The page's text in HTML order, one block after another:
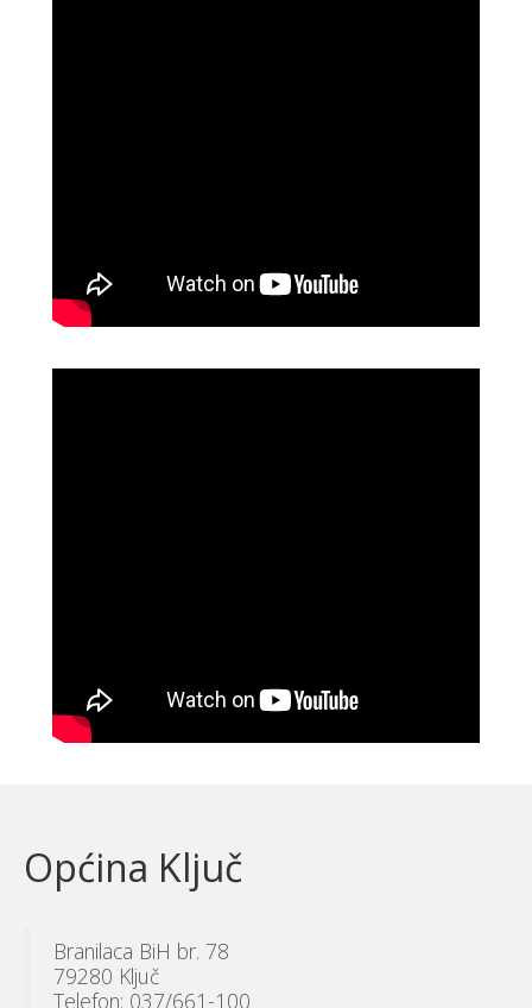
Općina Ključ
Branilaca BiH br. 78
79280 Ključ
Telefon: 037/661-100